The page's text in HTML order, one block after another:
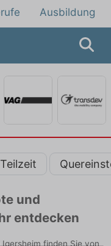
Ausbildung
Teilzeit
und
entdecken
finden Sie von